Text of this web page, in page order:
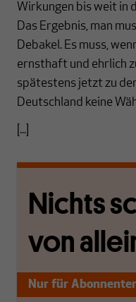
Wirkungen bis weit in
Das Ergebnis, man
Debakel. Es muss,
ernsthaft und ehrlich
spätestens jetzt zu
Deutschland keine
[...]
Nichts
von
Nur für